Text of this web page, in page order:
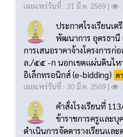
เผยแพร่วันที่ : 31 มี.ค. 2569 |
ประกาศโรงเรียนเ
พัฒนาการ อุดรธานี
การเสนอราคาจ้างโครงการก่
ล./๕๕ -ก นอกเขตแผ่นดินไห
อิเล็กทรอนิกส์ (e-bidding) ด
เผยแพร่วันที่ : 30 มี.ค. 2569 |
คำสั่งโรงเรียนที่
ข้าราชการครูและบุ
ดำเนินการจัดตารางเรียนแล